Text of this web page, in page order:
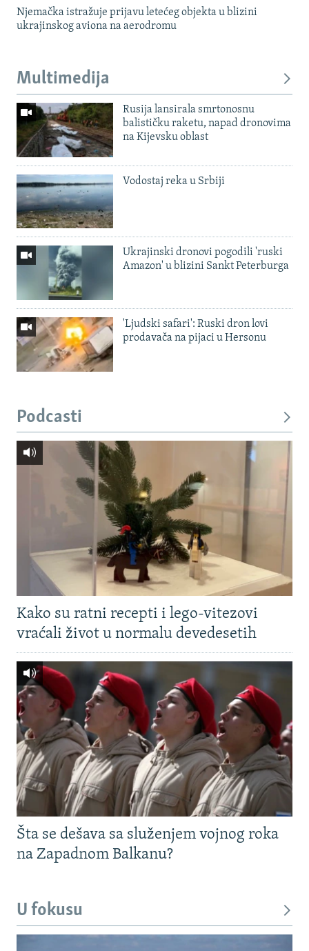
Njemačka istražuje prijavu letećeg objekta u blizini
ukrajinskog aviona na aerodromu
Multimedija
Rusija lansirala smrtonosnu
balističku raketu, napad dronovima
na Kijevsku oblast
Vodostaj reka u Srbiji
Ukrajinski dronovi pogodili 'ruski
Amazon' u blizini Sankt Peterburga
'Ljudski safari': Ruski dron lovi
prodavača na pijaci u Hersonu
Podcasti
Kako su ratni recepti i lego-vitezovi
vraćali život u normalu devedesetih
Šta se dešava sa služenjem vojnog roka
na Zapadnom Balkanu?
U fokusu